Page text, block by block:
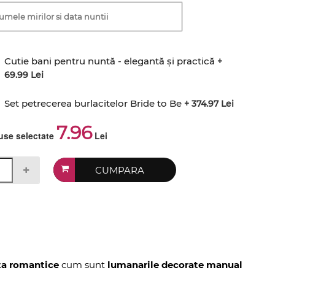
Cutie bani pentru nuntă - elegantă și practică +
69.99 Lei
Set petrecerea burlacitelor Bride to Be + 374.97 Lei
selectate 7.96Lei
CUMPARA
romantice cum sunt lumanarile decorate manual